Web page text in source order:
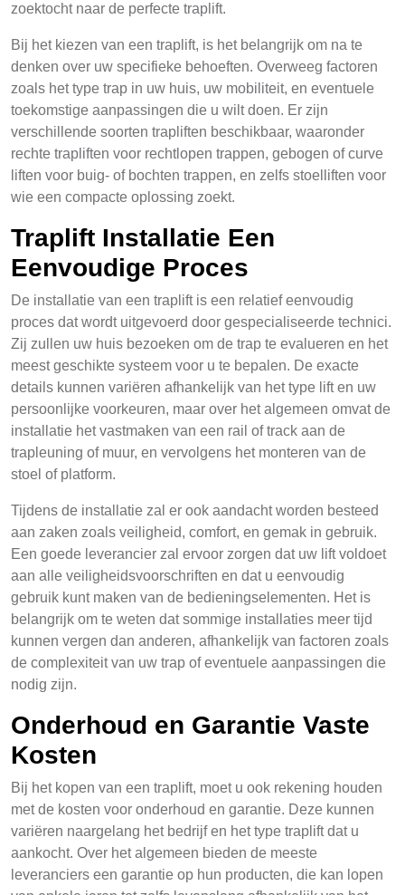
zoektocht naar de perfecte traplift.
Bij het kiezen van een traplift, is het belangrijk om na te
denken over uw specifieke behoeften. Overweeg factoren
zoals het type trap in uw huis, uw mobiliteit, en eventuele
toekomstige aanpassingen die u wilt doen. Er zijn
verschillende soorten trapliften beschikbaar, waaronder
rechte trapliften voor rechtlopen trappen, gebogen of curve
liften voor buig- of bochten trappen, en zelfs stoelliften voor
wie een compacte oplossing zoekt.
Traplift Installatie Een
Eenvoudige Proces
De installatie van een traplift is een relatief eenvoudig
proces dat wordt uitgevoerd door gespecialiseerde technici.
Zij zullen uw huis bezoeken om de trap te evalueren en het
meest geschikte systeem voor u te bepalen. De exacte
details kunnen variëren afhankelijk van het type lift en uw
persoonlijke voorkeuren, maar over het algemeen omvat de
installatie het vastmaken van een rail of track aan de
trapleuning of muur, en vervolgens het monteren van de
stoel of platform.
Tijdens de installatie zal er ook aandacht worden besteed
aan zaken zoals veiligheid, comfort, en gemak in gebruik.
Een goede leverancier zal ervoor zorgen dat uw lift voldoet
aan alle veiligheidsvoorschriften en dat u eenvoudig
gebruik kunt maken van de bedieningselementen. Het is
belangrijk om te weten dat sommige installaties meer tijd
kunnen vergen dan anderen, afhankelijk van factoren zoals
de complexiteit van uw trap of eventuele aanpassingen die
nodig zijn.
Onderhoud en Garantie Vaste
Kosten
Bij het kopen van een traplift, moet u ook rekening houden
met de kosten voor onderhoud en garantie. Deze kunnen
variëren naargelang het bedrijf en het type traplift dat u
aankocht. Over het algemeen bieden de meeste
leveranciers een garantie op hun producten, die kan lopen